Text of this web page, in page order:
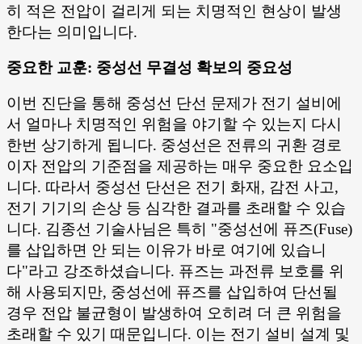
히 적은 전압이 걸리게 되는 치명적인 현상이 발생
한다는 의미입니다.
중요한 교훈: 중성선 무결성 확보의 중요성
이번 진단을 통해 중성선 단선 문제가 전기 설비에
서 얼마나 치명적인 위험을 야기할 수 있는지 다시
한번 상기하게 됩니다. 중성선은 전류의 귀환 경로
이자 전압의 기준점을 제공하는 매우 중요한 요소입
니다. 따라서 중성선 단선은 전기 화재, 감전 사고,
전기 기기의 손상 등 심각한 결과를 초래할 수 있습
니다. 김종선 기술사님은 특히 "중성선에 퓨즈(Fuse)
를 삽입하면 안 되는 이유가 바로 여기에 있습니
다"라고 강조하셨습니다. 퓨즈는 과전류 보호를 위
해 사용되지만, 중성선에 퓨즈를 삽입하여 단선될
경우 전압 불균형이 발생하여 오히려 더 큰 위험을
초래할 수 있기 때문입니다. 이는 전기 설비 설계 및